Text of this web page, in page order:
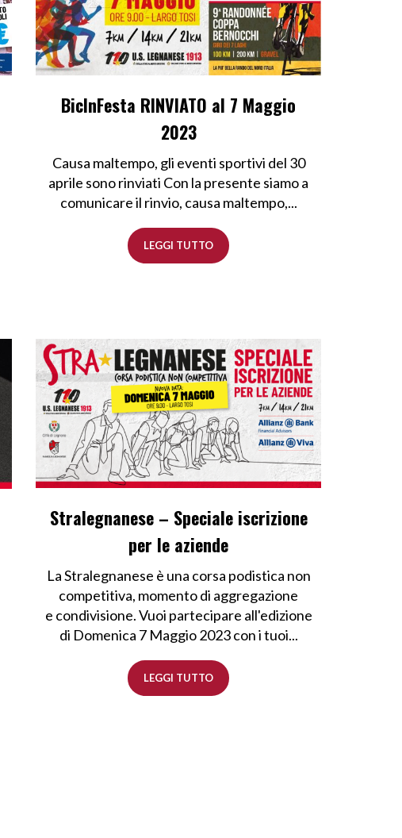
BicInFesta RINVIATO al 7 Maggio
2023
Causa maltempo, gli eventi sportivi del 30
aprile sono rinviati Con la presente siamo a
comunicare il rinvio, causa maltempo,...
LEGGI TUTTO
Stralegnanese – Speciale iscrizione
per le aziende
La Stralegnanese è una corsa podistica non
competitiva, momento di aggregazione
e condivisione. Vuoi partecipare all'edizione
di Domenica 7 Maggio 2023 con i tuoi...
LEGGI TUTTO